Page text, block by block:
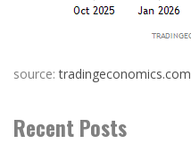
source:tradingeconomics.com
Recent Posts